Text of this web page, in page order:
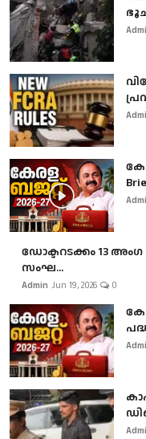
ഡോക്ടറടക്കം 13
സംഘ...
Admin Jun 19, 2026 0